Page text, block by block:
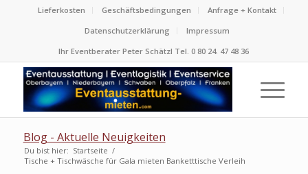
Lieferkosten Geschäftsbedingungen
Anfrage + Kontakt
Datenschutzerklärung
Impressum
Ihr Eventberater Peter Schätzl Tel. 0 80 24. 47 48 36
Blog - Aktuelle Neuigkeiten
Du bist hier: Startseite /
Tische + Tischwäsche für Gala mieten Banketttische Verleih